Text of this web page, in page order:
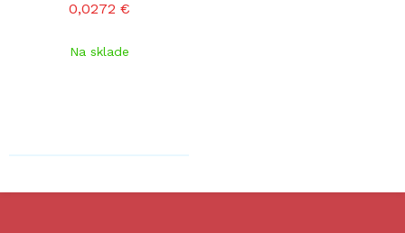
0,0272 €
Na sklade